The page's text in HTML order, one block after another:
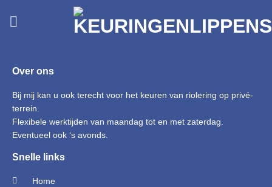
Over ons
Bij mij kan u ook terecht voor het keuren van riolering op privé-
terrein.
Flexibele werktijden van maandag tot en met zaterdag.
Eventueel ook ‘s avonds.
Snelle links
Home